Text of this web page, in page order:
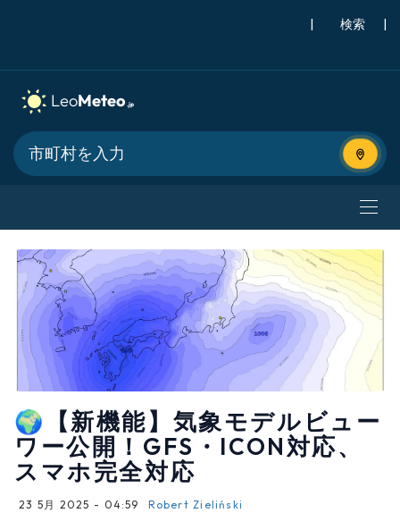
| |
現在地
🌍【新機能】気象モデルビュー
ワー公開！GFS・ICON対応、
スマホ完全対応
23 5月 2025 - 04:59 Robert Zieliński